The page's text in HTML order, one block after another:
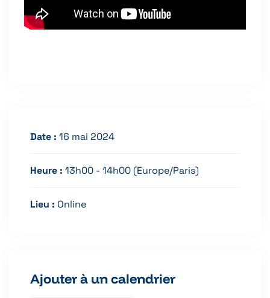
Date : 16 mai 2024
Heure : 13h00 - 14h00 (Europe/Paris)
Lieu : Online
Ajouter à un calendrier